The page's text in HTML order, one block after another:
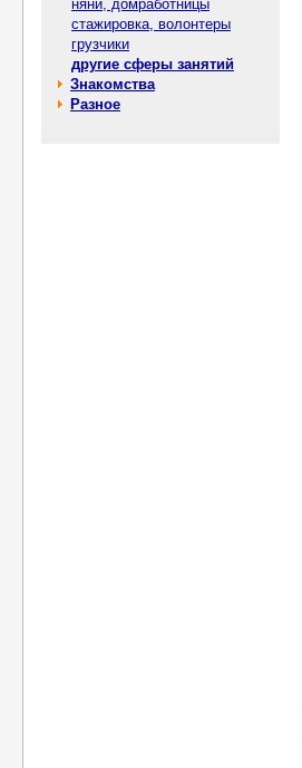
няни, домработницы
стажировка, волонтеры
грузчики
другие сферы занятий
Знакомства
Разное